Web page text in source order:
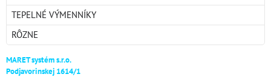
TEPELNÉ VÝMENNÍKY
RÔZNE
MARET systém s.r.o.
Podjavorinskej 1614/1